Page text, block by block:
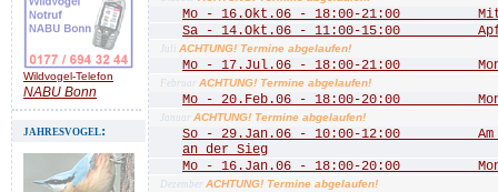
Wildvogel-Telefon
NABU Bonn
jahresvogel:
Mo - 16.Okt.06 - 18:00-21:00
Sa - 14.Okt.06 - 11:00-15:00
Juli ACHTUNG! Termine abgelaufen!
Mo - 17.Jul.06 - 18:00-21:00
Februar ACHTUNG! Termine abgelaufen!
Mo - 20.Feb.06 - 18:00-20:00
Januar ACHTUNG! Termine abgelaufen!
So - 29.Jan.06 - 10:00-12:00 Am
an der Sieg
Mo - 16.Jan.06 - 18:00-20:00
Dezember ACHTUNG! Termine abgelaufen!